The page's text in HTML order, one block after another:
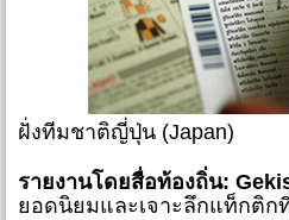
ฝั่งทีมชาติญี่ปุ่น (Japan)
รายงานโดยสื่อท้องถิ่น:
ยอดนิยมและเจาะลึกแท็กติ